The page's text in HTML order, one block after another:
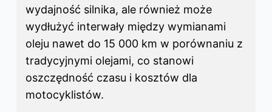
wydajność silnika, ale również może
wydłużyć interwały między wymianami
oleju nawet do 15 000 km w porównaniu z
tradycyjnymi olejami, co stanowi
oszczędność czasu i kosztów dla
motocyklistów.